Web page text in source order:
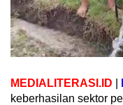
MEDIALITERASI.ID
keberhasilan sektor